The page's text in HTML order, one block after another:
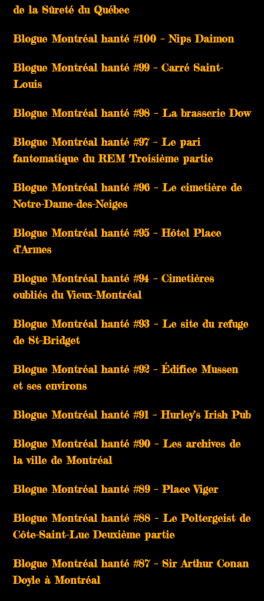
de la Sûreté du Québec
Blogue Montréal hanté #100 – Nips Daimon
Blogue Montréal hanté #99 – Carré Saint-
Louis
Blogue Montréal hanté #98 – La brasserie Dow
Blogue Montréal hanté #97 – Le pari
fantomatique du REM Troisième partie
Blogue Montréal hanté #96 – Le cimetière de
Notre-Dame-des-Neiges
Blogue Montréal hanté #95 – Hôtel Place
d’Armes
Blogue Montréal hanté #94 – Cimetières
oubliés du Vieux-Montréal
Blogue Montréal hanté #93 – Le site du refuge
de St-Bridget
Blogue Montréal hanté #92 – Édifice Mussen
et ses environs
Blogue Montréal hanté #91 – Hurley’s Irish Pub
Blogue Montréal hanté #90 – Les archives de
la ville de Montréal
Blogue Montréal hanté #89 – Place Viger
Blogue Montréal hanté #88 – Le Poltergeist de
Côte-Saint-Luc Deuxième partie
Blogue Montréal hanté #87 – Sir Arthur Conan
Doyle à Montréal